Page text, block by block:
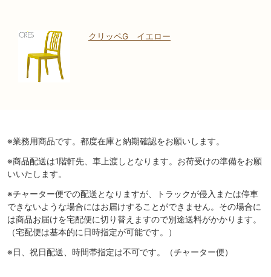
クリッペG イエロー
※業務用商品です。都度在庫と納期確認をお願いします。
※商品配送は1階軒先、車上渡しとなります。お荷受けの準備をお願
いいたします。
※チャーター便での配送となりますが、トラックが侵入または停車
できないような場合にはお届けすることができません。その場合に
は商品お届けを宅配便に切り替えますので別途送料がかかります。
（宅配便は基本的に日時指定が可能です。）
※日、祝日配送、時間帯指定は不可です。（チャーター便）